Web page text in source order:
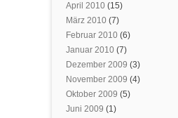
April 2010 (15)
März 2010 (7)
Februar 2010 (6)
Januar 2010 (7)
Dezember 2009 (3)
November 2009 (4)
Oktober 2009 (5)
Juni 2009 (1)